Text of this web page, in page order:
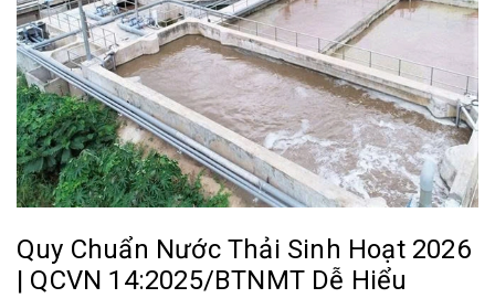
Quy Chuẩn Nước Thải Sinh Hoạt 2026
| QCVN 14:2025/BTNMT Dễ Hiểu